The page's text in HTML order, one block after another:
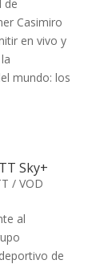
de
Casimiro
en vivo y
mundo: los
Sky+
/ VOD
al
de